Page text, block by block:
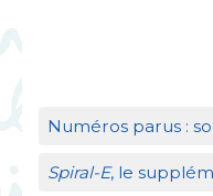
Numéros parus :
Spiral-E, le